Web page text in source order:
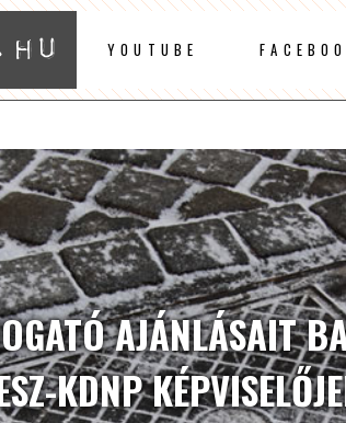
YOUTUBE
AJÁNLÁSAIT
KDNP